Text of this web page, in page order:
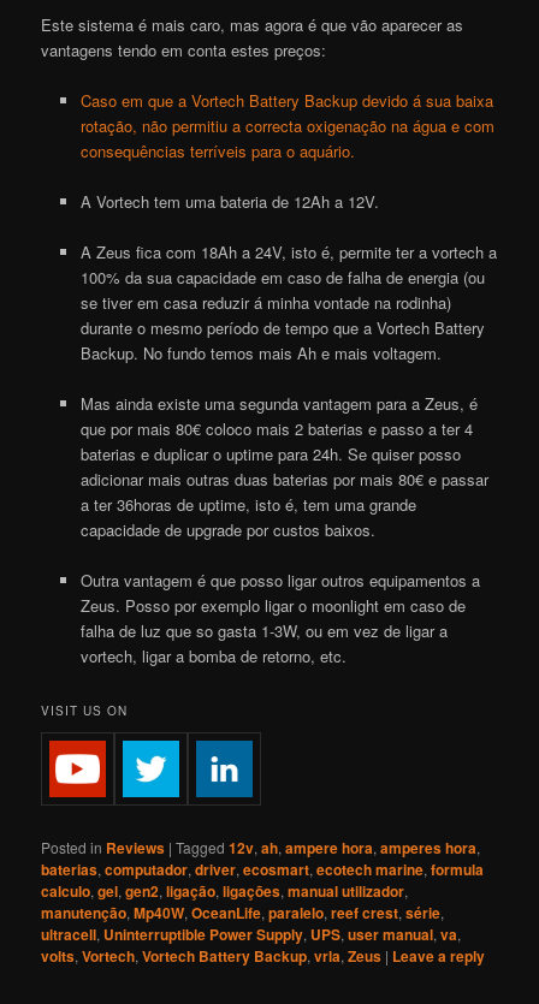
Este sistema é mais caro, mas agora é que vão aparecer as
vantagens tendo em conta estes preços:
Caso em que a Vortech Battery Backup devido á sua baixa
rotação, não permitiu a correcta oxigenação na água e com
consequências terríveis para o aquário.
A Vortechtem uma bateria de 12Ah a 12V.
A Zeus fica com 18Ah a 24V, isto é, permite ter a vortecha
100% da sua capacidade em caso de falha de energia (ou
se tiver em casa reduzir á minha vontade na rodinha)
durante o mesmo período de tempo que a Vortech Battery
Backup. No fundo temos mais Ah e mais voltagem.
Mas ainda existe uma segunda vantagem para a Zeus, é
que por mais 80€ coloco mais 2 baterias e passo a ter 4
baterias e duplicar o uptime para 24h. Se quiser posso
adicionar mais outras duas baterias por mais 80€ e passar
a ter 36horas de uptime, isto é, tem uma grande
capacidade de upgrade por custos baixos.
Outra vantagem é que posso ligar outros equipamentos a
Zeus. Posso por exemplo ligar o moonlight em caso de
falha de luz que so gasta 1-3W, ou em vez de ligar a
vortech, ligar a bomba de retorno, etc.
VISIT US ON
Posted in Reviews |Tagged 12v,ah,ampere hora,amperes hora,
baterias,computador,driver,ecosmart,ecotech marine,formula
calculo,gel,gen2,ligação,ligações,manual utilizador,
manutenção,Mp40W,OceanLife,paralelo,reef crest,série,
ultracell, Uninterruptible Power Supply, UPS,user manual,va,
volts,Vortech,Vortech Battery Backup,vrla,Zeus | Leave a reply